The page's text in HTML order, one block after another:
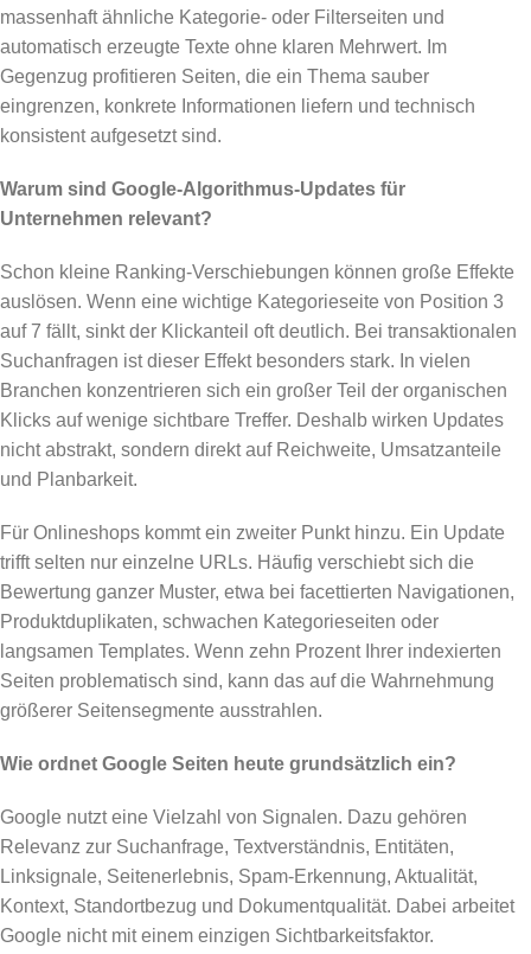
massenhaft ähnliche Kategorie- oder Filterseiten und
automatisch erzeugte Texte ohne klaren Mehrwert. Im
Gegenzug profitieren Seiten, die ein Thema sauber
eingrenzen, konkrete Informationen liefern und technisch
konsistent aufgesetzt sind.
Warum sind Google-Algorithmus-Updates für
Unternehmen relevant?
Schon kleine Ranking-Verschiebungen können große Effekte
auslösen. Wenn eine wichtige Kategorieseite von Position 3
auf 7 fällt, sinkt der Klickanteil oft deutlich. Bei transaktionalen
Suchanfragen ist dieser Effekt besonders stark. In vielen
Branchen konzentrieren sich ein großer Teil der organischen
Klicks auf wenige sichtbare Treffer. Deshalb wirken Updates
nicht abstrakt, sondern direkt auf Reichweite, Umsatzanteile
und Planbarkeit.
Für Onlineshops kommt ein zweiter Punkt hinzu. Ein Update
trifft selten nur einzelne URLs. Häufig verschiebt sich die
Bewertung ganzer Muster, etwa bei facettierten Navigationen,
Produktduplikaten, schwachen Kategorieseiten oder
langsamen Templates. Wenn zehn Prozent Ihrer indexierten
Seiten problematisch sind, kann das auf die Wahrnehmung
größerer Seitensegmente ausstrahlen.
Wie ordnet Google Seiten heute grundsätzlich ein?
Google nutzt eine Vielzahl von Signalen. Dazu gehören
Relevanz zur Suchanfrage, Textverständnis, Entitäten,
Linksignale, Seitenerlebnis, Spam-Erkennung, Aktualität,
Kontext, Standortbezug und Dokumentqualität. Dabei arbeitet
Google nicht mit einem einzigen Sichtbarkeitsfaktor.